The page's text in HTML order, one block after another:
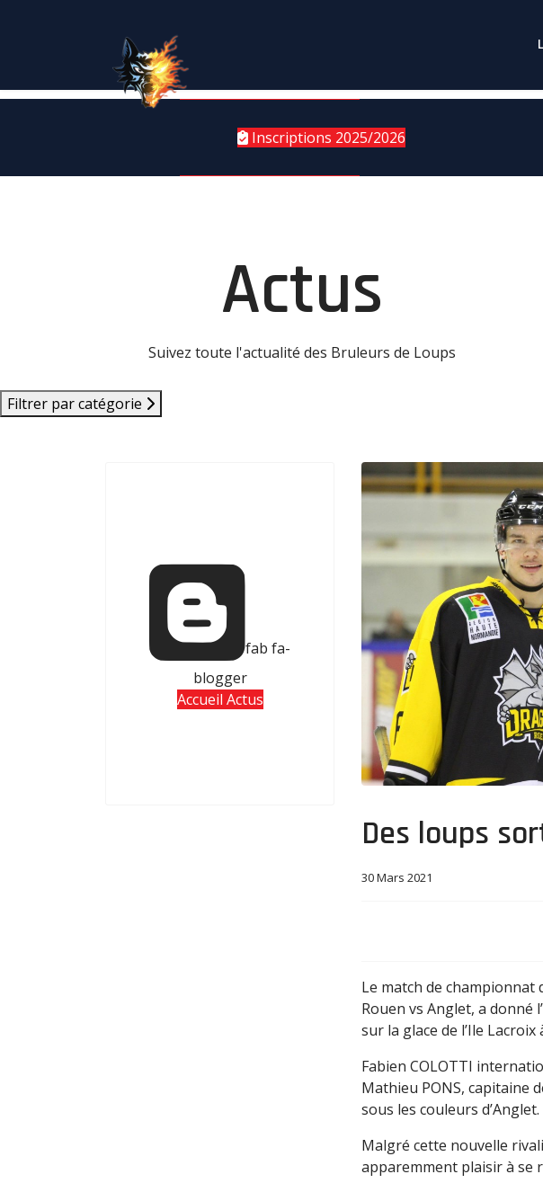
Inscriptions 2025/2026
Actus
Suivez toute l'actualité des Bruleurs de Loups
Filtrer par catégorie
fab fa-
blogger
Accueil Actus
Des loups
30 Mars 2021
Le match de championnat
Rouen vs Anglet, a donné
sur la glace de l’Ile Lacroix
Fabien COLOTTI
Mathieu PONS, capitaine
sous les couleurs d’Anglet.
Malgré cette nouvelle
apparemment plaisir à se